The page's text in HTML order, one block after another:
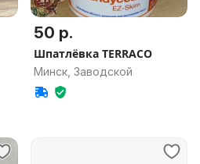
50 р.
Шпатлёвка TERRACO
Минск, Заводской